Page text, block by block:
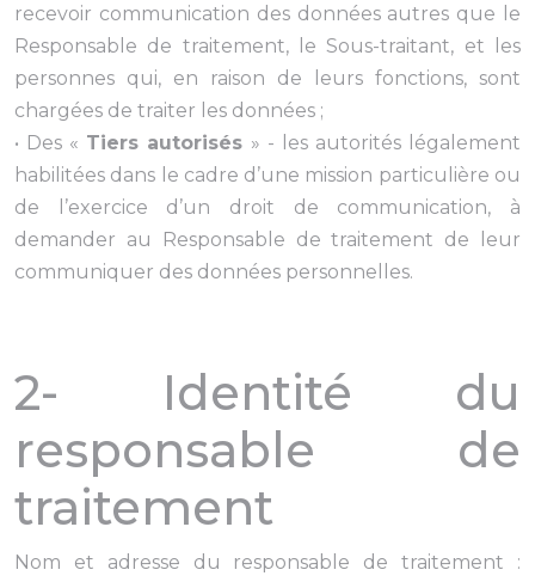
recevoir communication des données autres que le
Responsable de traitement, le Sous-traitant, et les
personnes qui, en raison de leurs fonctions, sont
chargées de traiter les données ;
• Des « Tiers autorisés » - les autorités légalement
habilitées dans le cadre d’une mission particulière ou
de l’exercice d’un droit de communication, à
demander au Responsable de traitement de leur
communiquer des données personnelles.
2- Identité du
responsable de
traitement
Nom et adresse du responsable de traitement :